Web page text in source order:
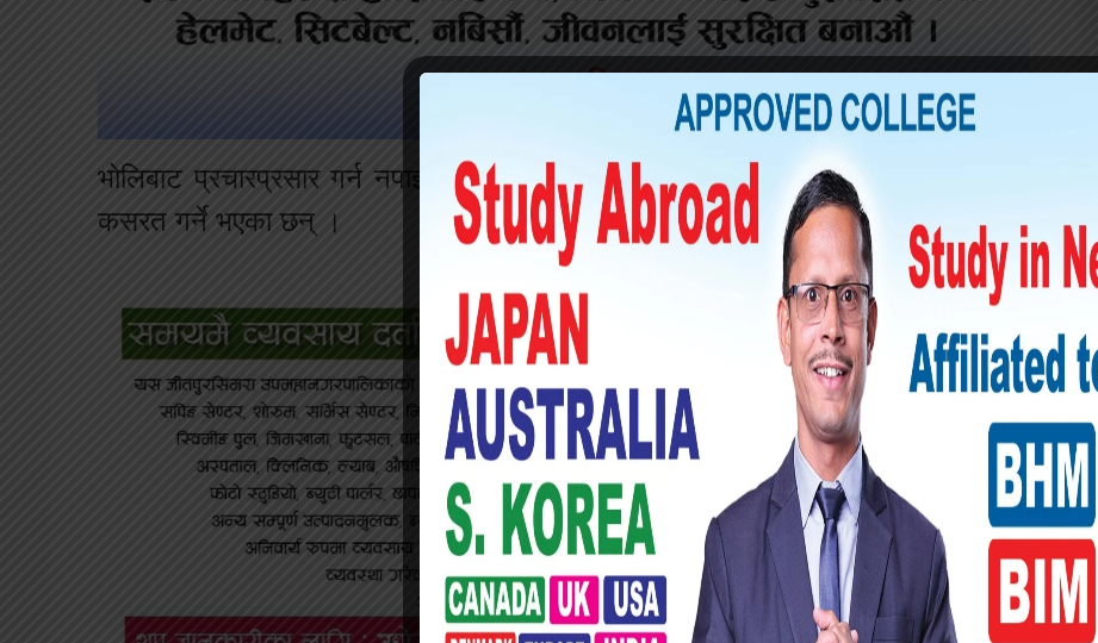
भोलिबाट प्रचारप्रसार गर्न नपाइने भएसँगै राजनीतिक दलहरूले आज प्रचारप्रसारको अन्तिम
कसरत गर्ने भएका छन् ।